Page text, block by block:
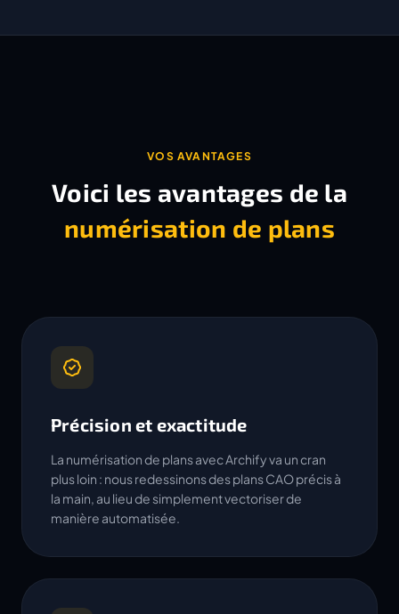
VOS AVANTAGES
Voici les avantages de la
numérisation de plans
Précision et exactitude
La numérisation de plans avec Archify va un cran
plus loin : nous redessinons des plans CAO précis à
la main, au lieu de simplement vectoriser de
manière automatisée.